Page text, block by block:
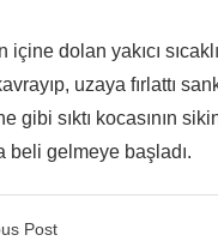
içine dolan yakıcı
uzaya fırlattı
gibi sıktı kocasının
beli gelmeye başladı.
Post